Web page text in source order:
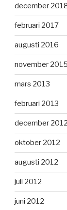
december
februari 2017
augusti 2016
november 2015
mars 2013
februari 2013
december 2012
oktober 2012
augusti 2012
juli 2012
juni 2012